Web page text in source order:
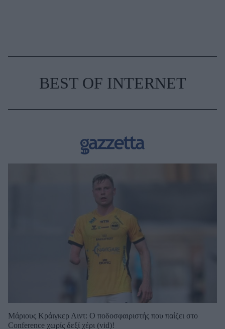
BEST OF INTERNET
Μάριους Κράιγκερ Λιντ: Ο ποδοσφαιριστής που παίζει στο
Conference χωρίς δεξί χέρι (vid)!